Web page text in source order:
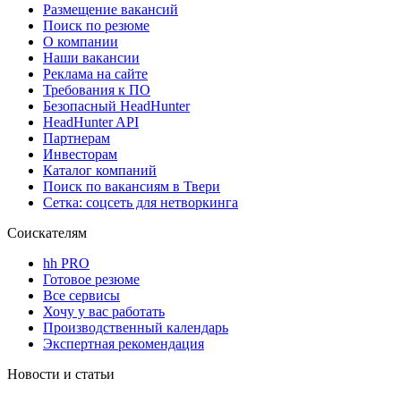
Размещение вакансий
Поиск по резюме
О компании
Наши вакансии
Реклама на сайте
Требования к ПО
Безопасный HeadHunter
HeadHunter API
Партнерам
Инвесторам
Каталог компаний
Поиск по вакансиям в Твери
Сетка: соцсеть для нетворкинга
Соискателям
hh PRO
Готовое резюме
Все сервисы
Хочу у вас работать
Производственный календарь
Экспертная рекомендация
Новости и статьи